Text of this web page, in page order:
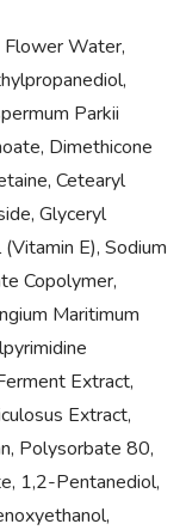
Flower Water,
Parkii
Dimethicone
Cetearyl
Glyceryl
E), Sodium
Copolymer,
Maritimum
Extract,
Extract,
Polysorbate 80,
1,2-Pentanediol,